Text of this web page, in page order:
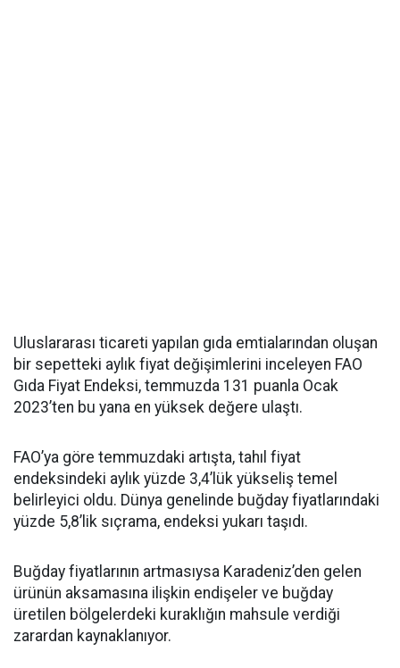
Uluslararası ticareti yapılan gıda emtialarından oluşan
bir sepetteki aylık fiyat değişimlerini inceleyen FAO
Gıda Fiyat Endeksi, temmuzda 131 puanla Ocak
2023’ten bu yana en yüksek değere ulaştı.
FAO’ya göre temmuzdaki artışta, tahıl fiyat
endeksindeki aylık yüzde 3,4’lük yükseliş temel
belirleyici oldu. Dünya genelinde buğday fiyatlarındaki
yüzde 5,8’lik sıçrama, endeksi yukarı taşıdı.
Buğday fiyatlarının artmasıysa Karadeniz’den gelen
ürünün aksamasına ilişkin endişeler ve buğday
üretilen bölgelerdeki kuraklığın mahsule verdiği
zarardan kaynaklanıyor.